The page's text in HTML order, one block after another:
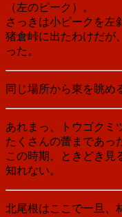
（左のピーク）。
さっきは小ピークを左
猪倉峠に出たわけだが
った。
同じ場所から東を眺め
あれまっ、トウゴクミ
たくさんの蕾まであっ
この時期、ときどき見
知れない。
北尾根はここで一旦、